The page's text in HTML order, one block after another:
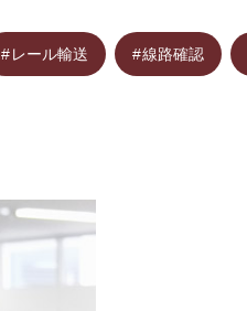
#レール輸送 #線路確認